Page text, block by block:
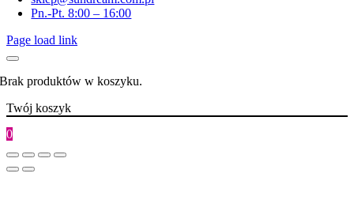
Pn.-Pt. 8:00 – 16:00
Page load link
Brak produktów w koszyku.
Twój koszyk
0